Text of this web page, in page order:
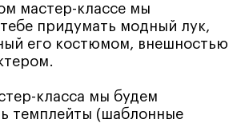
одежды
мастер-классе мы
придумать модный лук,
его костюмом, внешностью
класса мы будем
темплейты (шаблонные